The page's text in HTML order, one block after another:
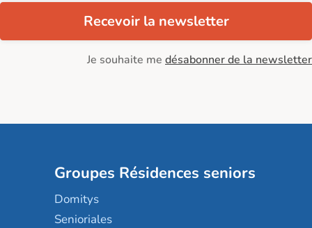
Recevoir la newsletter
Je souhaite me désabonner de la newsletter
Groupes Résidences seniors
Domitys
Senioriales